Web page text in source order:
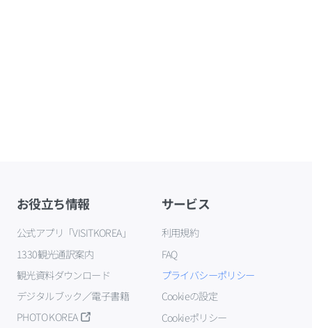
お役立ち情報
公式アプリ「VISITKOREA」
1330観光通訳案内
観光資料ダウンロード
デジタルブック／電子書籍
PHOTO KOREA
サービス
利用規約
FAQ
プライバシーポリシー
Cookieの設定
Cookieポリシー